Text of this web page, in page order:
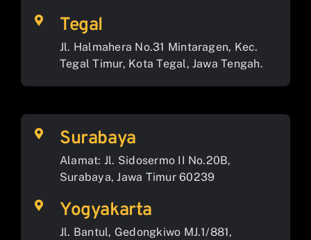
Tegal
Jl. Halmahera No.31 Mintaragen, Kec.
Tegal Timur, Kota Tegal, Jawa Tengah.
Surabaya
Alamat: Jl. Sidosermo II No.20B,
Surabaya, Jawa Timur 60239
Yogyakarta
Jl. Bantul, Gedongkiwo MJ.1/881,